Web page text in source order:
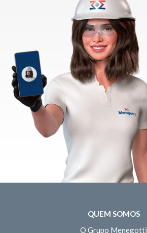
QUEM SOMOS
O Grupo Menegotti